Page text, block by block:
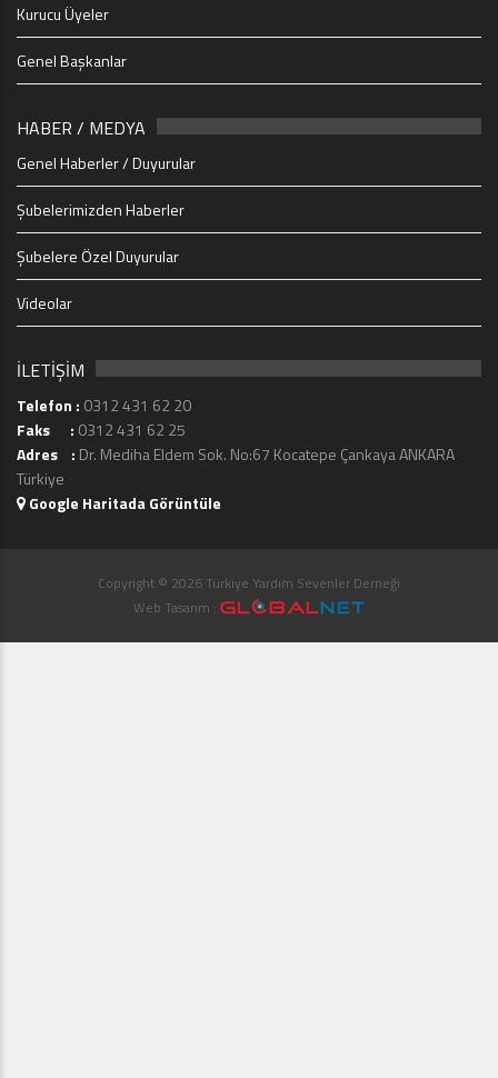
Kurucu Üyeler
Genel Başkanlar
HABER / MEDYA
Genel Haberler / Duyurular
Şubelerimizden Haberler
Şubelere Özel Duyurular
Videolar
İLETİŞİM
Telefon : 0312 431 62 20
Faks : 0312 431 62 25
Adres : Dr. Mediha Eldem Sok. No:67 Kocatepe Çankaya ANKARA
Türkiye
Google Haritada Görüntüle
Copyright © 2026 Türkiye Yardım Sevenler Derneği
Web Tasarım :